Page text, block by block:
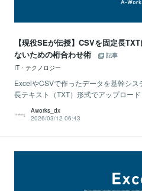
【現役SEが伝授】CSVを固定長
ないための桁合わせ術
記事
IT・テクノロジー
ExcelやCSVで作ったデータを基幹シ
長テキスト（TXT）形式でアップロー
Aworks_dx
2026/03/12 06:43